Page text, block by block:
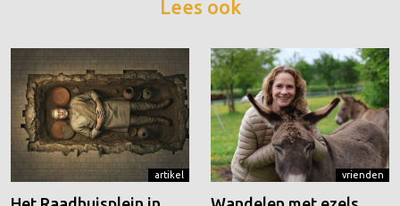
Lees ook
artikel vrienden